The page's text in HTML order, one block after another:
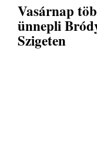
Vasárnap
ünnepli
Szigeten